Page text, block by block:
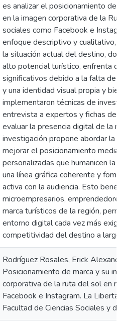
es analizar el posicionamiento de
en la imagen corporativa de la
sociales como Facebook e
enfoque descriptivo y cualitativo,
la situación actual del destino,
alto potencial turístico, enfrenta
significativos debido a la falta de
y una identidad visual propia y
implementaron técnicas de
entrevista a expertos y fichas de
evaluar la presencia digital de la
investigación propone abordar la
mejorar el posicionamiento
personalizadas que humanicen la
una línea gráfica coherente y
activa con la audiencia. Esto
microempresarios,
marca turísticos de la región,
entorno digital cada vez más
competitividad del destino a largo
Rodríguez Rosales, Erick
Posicionamiento de marca y su
corporativa de la ruta del sol en
Facebook e Instagram. La
Facultad de Ciencias Sociales y